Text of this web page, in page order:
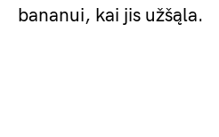
bananui, kai jis užšąla.